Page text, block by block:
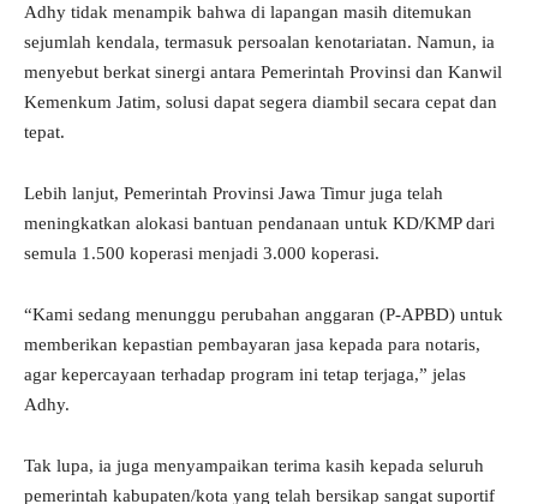
Adhy tidak menampik bahwa di lapangan masih ditemukan
sejumlah kendala, termasuk persoalan kenotariatan. Namun, ia
menyebut berkat sinergi antara Pemerintah Provinsi dan Kanwil
Kemenkum Jatim, solusi dapat segera diambil secara cepat dan
tepat.
Lebih lanjut, Pemerintah Provinsi Jawa Timur juga telah
meningkatkan alokasi bantuan pendanaan untuk KD/KMP dari
semula 1.500 koperasi menjadi 3.000 koperasi.
“Kami sedang menunggu perubahan anggaran (P-APBD) untuk
memberikan kepastian pembayaran jasa kepada para notaris,
agar kepercayaan terhadap program ini tetap terjaga,” jelas
Adhy.
Tak lupa, ia juga menyampaikan terima kasih kepada seluruh
pemerintah kabupaten/kota yang telah bersikap sangat suportif